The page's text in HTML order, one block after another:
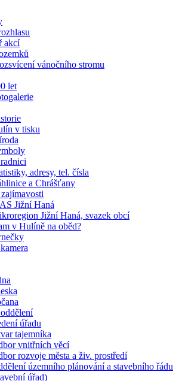
akcí
vánočního stromu
let
v tisku
adresy, tel. čísla
a Chrášťany
Jižní Haná
Jižní Haná, svazek obcí
v Hulíně na oběd?
úřadu
tajemníka
vnitřních věcí
rozvoje města a živ. prostředí
územního plánování a stavebního řádu
úřad)